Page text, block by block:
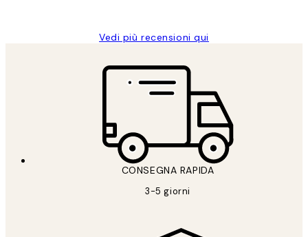
Vedi più recensioni qui
CONSEGNA RAPIDA
3-5 giorni